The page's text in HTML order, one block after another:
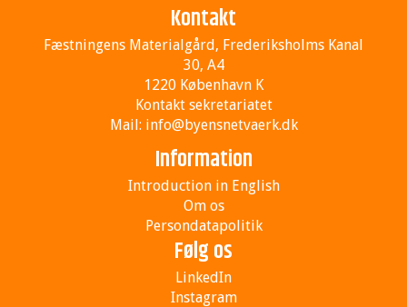
Kontakt
Fæstningens Materialgård, Frederiksholms Kanal
30, A4
1220 København K
Kontakt sekretariatet
Mail: info@byensnetvaerk.dk
Information
Introduction in English
Om os
Persondatapolitik
Følg os
LinkedIn
Instagram